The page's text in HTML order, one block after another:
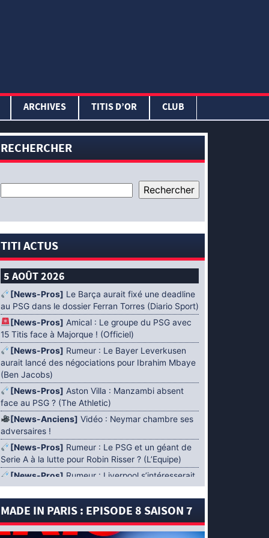
ARCHIVES TITIS D’OR CLUB
RECHERCHER
TITI ACTUS
5 AOÛT 2026
[News-Pros] Le Barça aurait fixé une deadline
au PSG dans le dossier Ferran Torres (Diario Sport)
[News-Pros] Amical : Le groupe du PSG avec
15 Titis face à Majorque ! (Officiel)
[News-Pros] Rumeur : Le Bayer Leverkusen
aurait lancé des négociations pour Ibrahim Mbaye
(Ben Jacobs)
[News-Pros] Aston Villa : Manzambi absent
face au PSG ? (The Athletic)
[News-Anciens] Vidéo : Neymar chambre ses
adversaires !
[News-Pros] Rumeur : Le PSG et un géant de
Serie A à la lutte pour Robin Risser ? (L’Equipe)
[News-Pros] Rumeur : Liverpool s’intéresserait
à Ibrahim Mbaye en plus de Bradley Barcola
(Fabrizio Romano)
[News-Pros]Rumeur : Accord contractuel
trouvé entre le PSG et Mika Godts (Fabrizio
MADE IN PARIS : EPISODE 8 SAISON 7